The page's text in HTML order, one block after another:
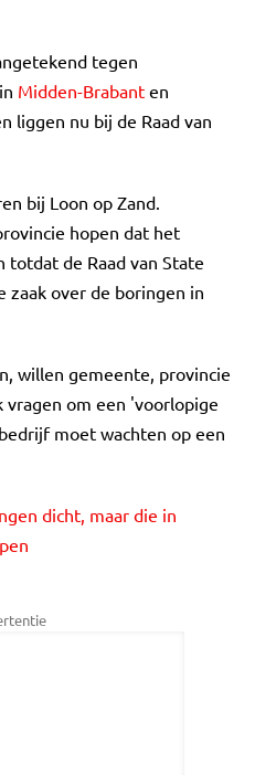
tegen
Midden-Brabant en
liggen nu bij de Raad van
bij Loon op Zand.
hopen dat het
de Raad van State
zaak over de boringen in
willen gemeente, provincie
vragen om een 'voorlopige
moet wachten op een
dicht, maar die in